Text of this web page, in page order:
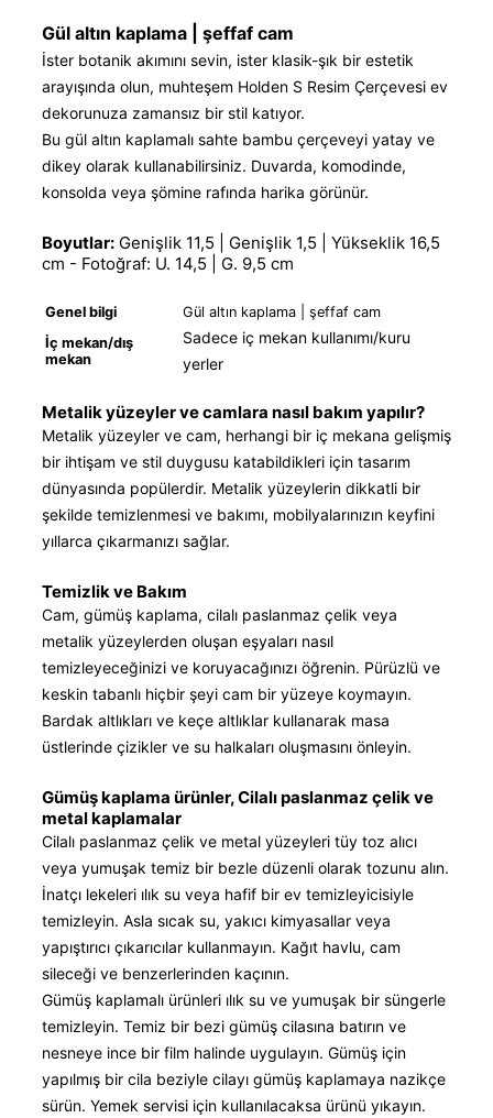
Gül altın kaplama | şeffaf cam
İster botanik akımını sevin, ister klasik-şık bir estetik
arayışında olun, muhteşem Holden S Resim Çerçevesi ev
dekorunuza zamansız bir stil katıyor.
Bu gül altın kaplamalı sahte bambu çerçeveyi yatay ve
dikey olarak kullanabilirsiniz. Duvarda, komodinde,
konsolda veya şömine rafında harika görünür.
Boyutlar: Genişlik 11,5 | Genişlik 1,5 | Yükseklik 16,5
cm - Fotoğraf: U. 14,5 | G. 9,5 cm
Genel bilgi
Gül altın kaplama | şeffaf cam
İç mekan/dış
mekan
Sadece iç mekan kullanımı/kuru
yerler
Metalik yüzeyler ve camlara nasıl bakım yapılır?
Metalik yüzeyler ve cam, herhangi bir iç mekana gelişmiş
bir ihtişam ve stil duygusu katabildikleri için tasarım
dünyasında popülerdir. Metalik yüzeylerin dikkatli bir
şekilde temizlenmesi ve bakımı, mobilyalarınızın keyfini
yıllarca çıkarmanızı sağlar.
Temizlik ve Bakım
Cam, gümüş kaplama, cilalı paslanmaz çelik veya
metalik yüzeylerden oluşan eşyaları nasıl
temizleyeceğinizi ve koruyacağınızı öğrenin. Pürüzlü ve
keskin tabanlı hiçbir şeyi cam bir yüzeye koymayın.
Bardak altlıkları ve keçe altlıklar kullanarak masa
üstlerinde çizikler ve su halkaları oluşmasını önleyin.
Gümüş kaplama ürünler, Cilalı paslanmaz çelik ve
metal kaplamalar
Cilalı paslanmaz çelik ve metal yüzeyleri tüy toz alıcı
veya yumuşak temiz bir bezle düzenli olarak tozunu alın.
İnatçı lekeleri ılık su veya hafif bir ev temizleyicisiyle
temizleyin. Asla sıcak su, yakıcı kimyasallar veya
yapıştırıcı çıkarıcılar kullanmayın. Kağıt havlu, cam
sileceği ve benzerlerinden kaçının.
Gümüş kaplamalı ürünleri ılık su ve yumuşak bir süngerle
temizleyin. Temiz bir bezi gümüş cilasına batırın ve
nesneye ince bir film halinde uygulayın. Gümüş için
yapılmış bir cila beziyle cilayı gümüş kaplamaya nazikçe
sürün. Yemek servisi için kullanılacaksa ürünü yıkayın.